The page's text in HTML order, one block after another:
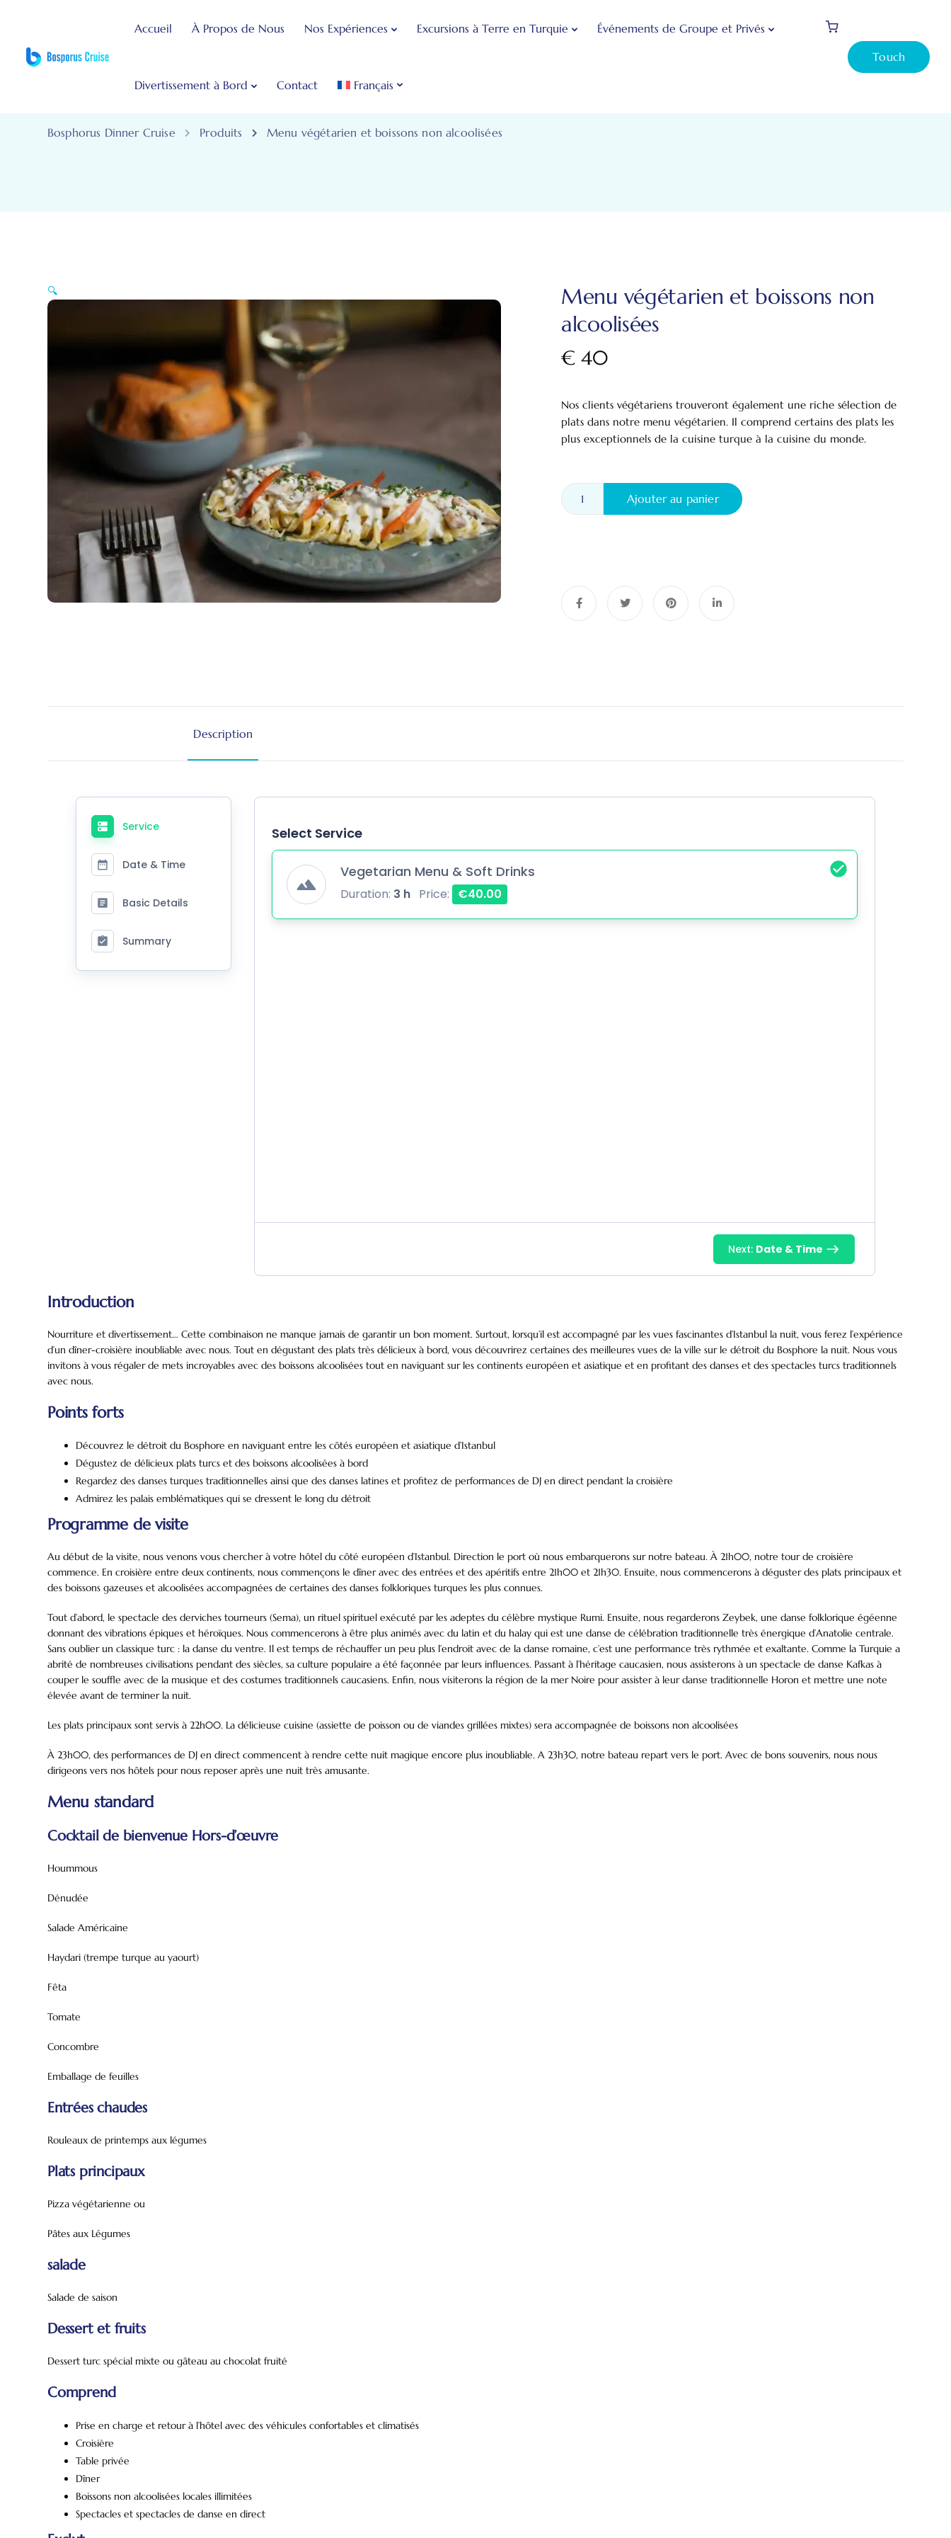
Accueil À Propos de Nous Nos Expériences Excursions à Terre en Turquie Événements de Groupe et Privés
Divertissement à Bord Contact Français
Touch
Bosphorus Dinner Cruise Produits Menu végétarien et boissons non alcoolisées
🔍
Menu végétarien et boissons non
alcoolisées
€ 40
Nos clients végétariens trouveront également une riche sélection de
plats dans notre menu végétarien. Il comprend certains des plats les
plus exceptionnels de la cuisine turque à la cuisine du monde.
Ajouter au panier
Description
Service
Date & Time
Basic Details
Summary
Select Service
Vegetarian Menu & Soft Drinks
Duration: 3 h Price: €40.00
Next: Date & Time
Introduction
Nourriture et divertissement… Cette combinaison ne manque jamais de garantir un bon moment. Surtout, lorsqu’il est accompagné par les vues fascinantes d’Istanbul la nuit, vous ferez l’expérience
d’un dîner-croisière inoubliable avec nous. Tout en dégustant des plats très délicieux à bord, vous découvrirez certaines des meilleures vues de la ville sur le détroit du Bosphore la nuit. Nous vous
invitons à vous régaler de mets incroyables avec des boissons alcoolisées tout en naviguant sur les continents européen et asiatique et en profitant des danses et des spectacles turcs traditionnels
avec nous.
Points forts
Découvrez le détroit du Bosphore en naviguant entre les côtés européen et asiatique d’Istanbul
Dégustez de délicieux plats turcs et des boissons alcoolisées à bord
Regardez des danses turques traditionnelles ainsi que des danses latines et profitez de performances de DJ en direct pendant la croisière
Admirez les palais emblématiques qui se dressent le long du détroit
Programme de visite
Au début de la visite, nous venons vous chercher à votre hôtel du côté européen d’Istanbul. Direction le port où nous embarquerons sur notre bateau. À 21h00, notre tour de croisière
commence. En croisière entre deux continents, nous commençons le dîner avec des entrées et des apéritifs entre 21h00 et 21h30. Ensuite, nous commencerons à déguster des plats principaux et
des boissons gazeuses et alcoolisées accompagnées de certaines des danses folkloriques turques les plus connues.
Tout d’abord, le spectacle des derviches tourneurs (Sema), un rituel spirituel exécuté par les adeptes du célèbre mystique Rumi. Ensuite, nous regarderons Zeybek, une danse folklorique égéenne
donnant des vibrations épiques et héroïques. Nous commencerons à être plus animés avec du latin et du halay qui est une danse de célébration traditionnelle très énergique d’Anatolie centrale.
Sans oublier un classique turc : la danse du ventre. Il est temps de réchauffer un peu plus l’endroit avec de la danse romaine, c’est une performance très rythmée et exaltante. Comme la Turquie a
abrité de nombreuses civilisations pendant des siècles, sa culture populaire a été façonnée par leurs influences. Passant à l’héritage caucasien, nous assisterons à un spectacle de danse Kafkas à
couper le souffle avec de la musique et des costumes traditionnels caucasiens. Enfin, nous visiterons la région de la mer Noire pour assister à leur danse traditionnelle Horon et mettre une note
élevée avant de terminer la nuit.
Les plats principaux sont servis à 22h00. La délicieuse cuisine (assiette de poisson ou de viandes grillées mixtes) sera accompagnée de boissons non alcoolisées
À 23h00, des performances de DJ en direct commencent à rendre cette nuit magique encore plus inoubliable. A 23h30, notre bateau repart vers le port. Avec de bons souvenirs, nous nous
dirigeons vers nos hôtels pour nous reposer après une nuit très amusante.
Menu standard
Cocktail de bienvenue Hors-d’œuvre
Hoummous
Dénudée
Salade Américaine
Haydari (trempe turque au yaourt)
Fêta
Tomate
Concombre
Emballage de feuilles
Entrées chaudes
Rouleaux de printemps aux légumes
Plats principaux
Pizza végétarienne ou
Pâtes aux Légumes
salade
Salade de saison
Dessert et fruits
Dessert turc spécial mixte ou gâteau au chocolat fruité
Comprend
Prise en charge et retour à l’hôtel avec des véhicules confortables et climatisés
Croisière
Table privée
Dîner
Boissons non alcoolisées locales illimitées
Spectacles et spectacles de danse en direct
Croisière sur le Bosphore